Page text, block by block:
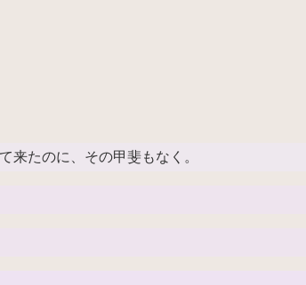
来たのに、その甲斐もなく。